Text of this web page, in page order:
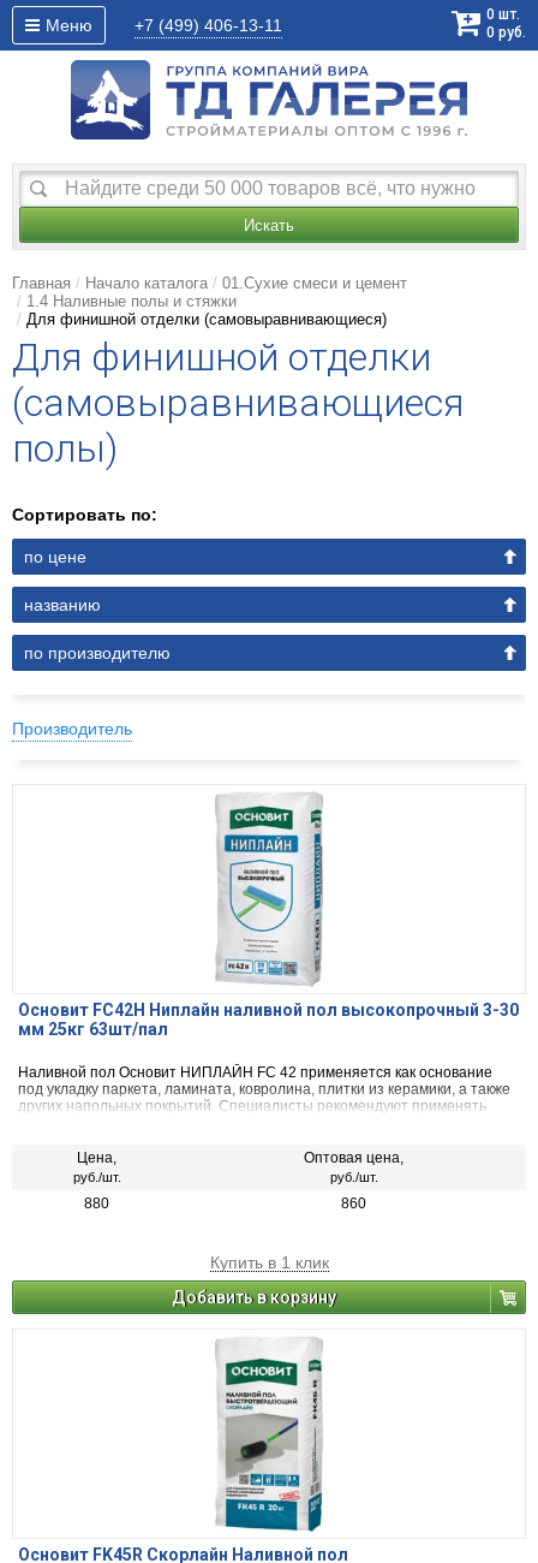
Меню +7 (499) 406-13-11
0 шт.
0 руб.
Искать
Главная Начало каталога
01.Сухие смеси и цемент
1.4 Наливные полы и стяжки
Для финишной отделки (самовыравнивающиеся)
Для финишной отделки
(самовыравнивающиеся
полы)
Сортировать по:
по цене
названию
по производителю
Производитель
Основит FC42H Ниплайн наливной пол высокопрочный 3-30
мм 25кг 63шт/пал
Наливной пол Основит НИПЛАЙН FC 42 применяется как основание
под укладку паркета, ламината, ковролина, плитки из керамики, а также
других напольных покрытий. Специалисты рекомендуют применять
Цена,
руб./шт.
Оптовая цена,
руб./шт.
880 860
Купить в 1 клик
Добавить в корзину
Основит FK45R Скорлайн Наливной пол